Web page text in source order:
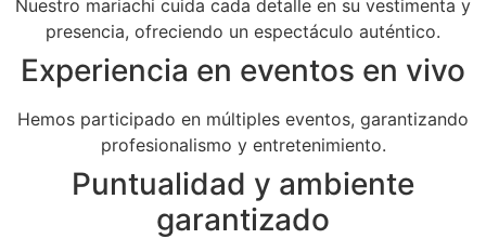
Nuestro mariachi cuida cada detalle en su vestimenta y
presencia, ofreciendo un espectáculo auténtico.
Experiencia en eventos en vivo
Hemos participado en múltiples eventos, garantizando
profesionalismo y entretenimiento.
Puntualidad y ambiente
garantizado